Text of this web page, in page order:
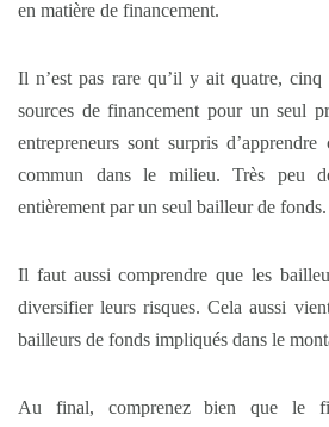
en matière de financement.
Il n’est pas rare qu’il y ait quatre,
sources de financement pour un seul
entrepreneurs sont surpris d’apprendre
commun dans le milieu. Très peu
entièrement par un seul bailleur de fonds.
Il faut aussi comprendre que les
diversifier leurs risques. Cela aussi
bailleurs de fonds impliqués dans le
Au final, comprenez bien que le